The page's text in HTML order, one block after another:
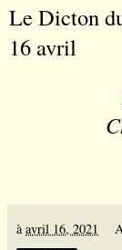
Le Dicton
16 avril
àavril 16, 2021